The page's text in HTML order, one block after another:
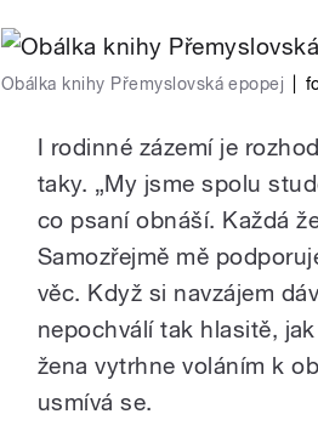
Obálka knihy Přemyslovská epopej
I rodinné zázemí je
taky. „My jsme spolu
co psaní obnáší. Každá
Samozřejmě mě
věc. Když si navzájem
nepochválí tak hlasitě,
žena vytrhne voláním k
usmívá se.